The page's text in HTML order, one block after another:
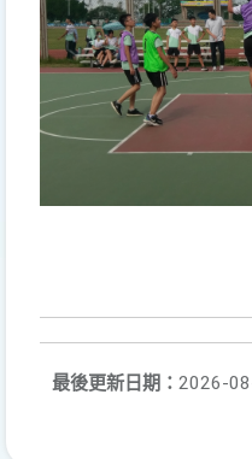
最後更新日期： 2026-